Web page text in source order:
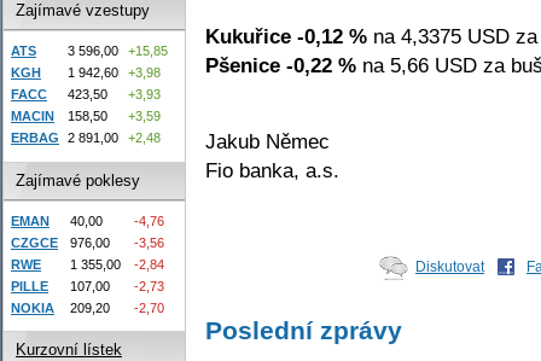
Kukuřice -0,12 % na 4,3375 USD
Pšenice -0,22 % na 5,66 USD za
Jakub Němec
Fio banka, a.s.
Diskutovat
Poslední zprávy
Zajímavé vzestupy
ATS 3 596,00
+15,85
KGH
1 942,60
+3,98
FACC
423,50
+3,93
MACIN
158,50
+3,59
ERBAG
2 891,00 +2,48
Zajímavé poklesy
EMAN 40,00
-4,76
CZGCE
976,00
-3,56
RWE
1 355,00
-2,84
PILLE
107,00
-2,73
NOKIA
209,20 -2,70
Kurzovní lístek